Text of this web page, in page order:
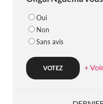
Oui
Non
Sans avis
+